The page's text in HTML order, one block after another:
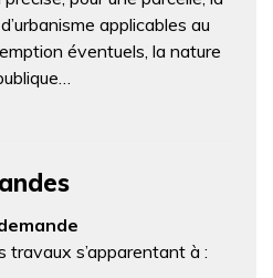
applicables au
éventuels, la nature
travaux s’apparentant à :